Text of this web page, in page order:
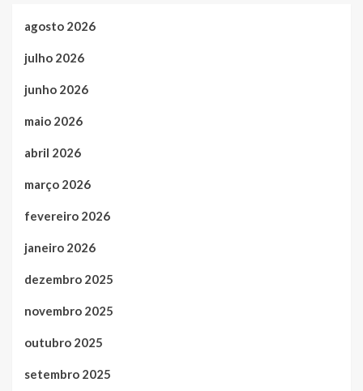
agosto 2026
julho 2026
junho 2026
maio 2026
abril 2026
março 2026
fevereiro 2026
janeiro 2026
dezembro 2025
novembro 2025
outubro 2025
setembro 2025